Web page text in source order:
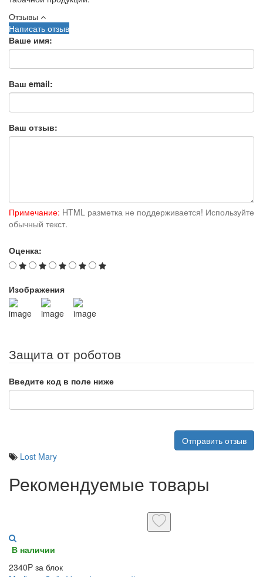
Отзывы
Написать отзыв
Ваше имя:
Ваш email:
Ваш отзыв:
Примечание: HTML разметка не поддерживается! Используйте
обычный текст.
Оценка:
Изображения
Защита от роботов
Введите код в поле ниже
Отправить отзыв
Lost Mary
Рекомендуемые товары
В наличии
2340P за блок